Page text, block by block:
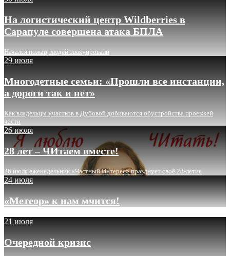
На логистический центр Wildberries в
Сарапуле совершена атака БПЛА
Начался пожар, людей эвакуировали
29 июля
Многодетные семьи: «Прошли все инстанции,
а дороги так и нет»
Как владельцы участков в Дубовой добиваются обустройства проезжей
части
26 июля
28 лет – ЧИтаем вместе!
26 июля еженедельник «Частный Интерес» празднует своё 28-летие
24 июля
«Метеор» к нам мчится!
21 июля
Очередной кризис